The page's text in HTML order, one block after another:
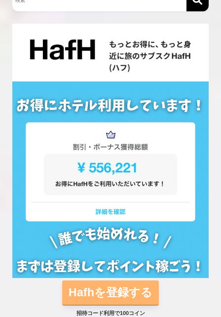
Hafhを登録する
招待コード利用で100コイン